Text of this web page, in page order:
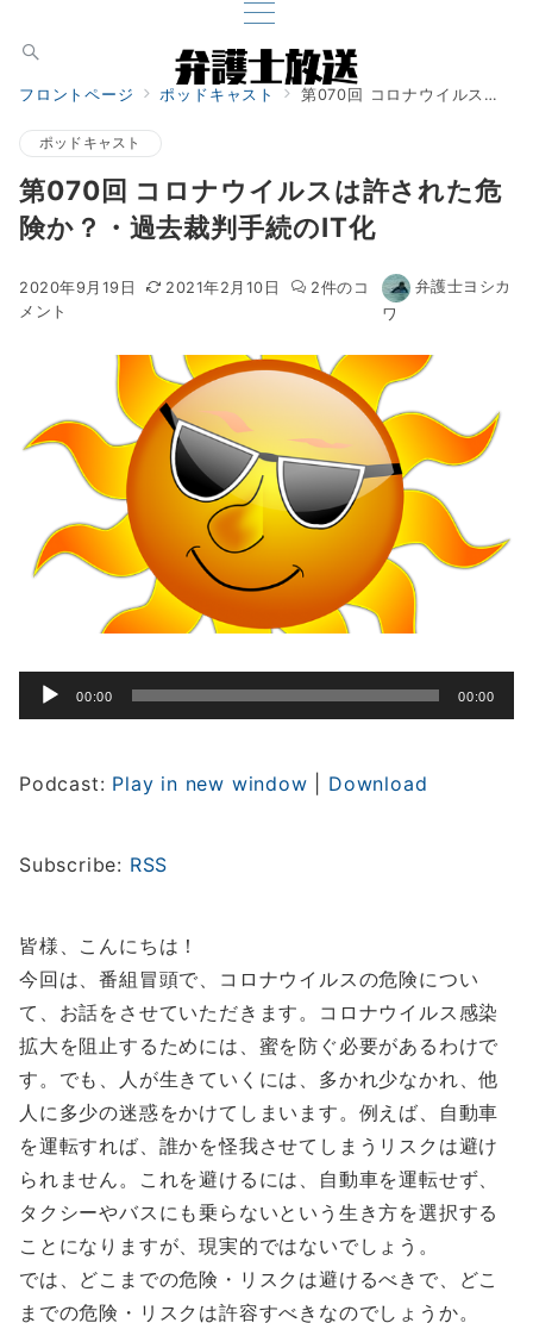
フロントページ ポッドキャスト 第070回 コロナウイルスは許された危険か？・過去裁判手続のIT化
ポッドキャスト
第070回 コロナウイルスは許された危
険か？・過去裁判手続のIT化
2020年9月19日 2021年2月10日
第
コ
ロ
イ
ス
は
た
険
か？・
過
第
コ
ロ
イ
ス
は
た
険
か？・
過
2件のコ
メント
弁護士ヨシカ
ワ
声
レ
ー
00:00 00:00
Podcast: Play in new window Download
Subscribe: RSS
皆様、こんにちは！
今回は、番組冒頭で、コロナウイルスの危険につい
て、お話をさせていただきます。コロナウイルス感染
拡大を阻止するためには、蜜を防ぐ必要があるわけで
す。でも、人が生きていくには、多かれ少なかれ、他
人に多少の迷惑をかけてしまいます。例えば、自動車
を運転すれば、誰かを怪我させてしまうリスクは避け
られません。これを避けるには、自動車を運転せず、
タクシーやバスにも乗らないという生き方を選択する
ことになりますが、現実的ではないでしょう。
では、どこまでの危険・リスクは避けるべきで、どこ
までの危険・リスクは許容すべきなのでしょうか。